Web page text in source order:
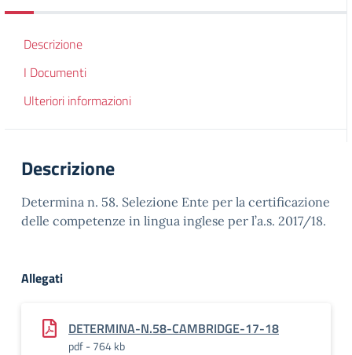
Descrizione
I Documenti
Ulteriori informazioni
Descrizione
Determina n. 58. Selezione Ente per la certificazione
delle competenze in lingua inglese per l’a.s. 2017/18.
Allegati
DETERMINA-N.58-CAMBRIDGE-17-18
pdf - 764 kb